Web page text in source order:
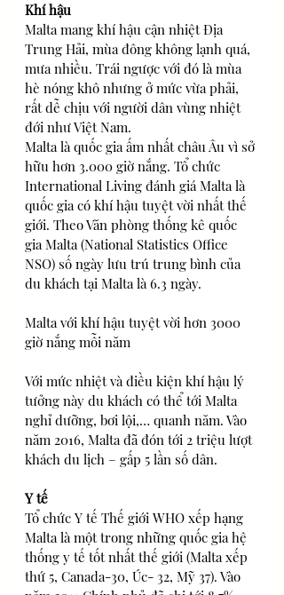
Khí hậu
Malta mang khí hậu cận nhiệt Địa
Trung Hải, mùa đông không lạnh quá,
mưa nhiều. Trái ngược với đó là mùa
hè nóng khô nhưng ở mức vừa phải,
rất dễ chịu với người dân vùng nhiệt
đới như Việt Nam.
Malta là quốc gia ấm nhất châu Âu vì sở
hữu hơn 3.000 giờ nắng. Tổ chức
International Living đánh giá Malta là
quốc gia có khí hậu tuyệt vời nhất thế
giới. Theo Văn phòng thống kê quốc
gia Malta (National Statistics Office
NSO) số ngày lưu trú trung bình của
du khách tại Malta là 6.3 ngày.
Malta với khí hậu tuyệt vời hơn 3000
giờ nắng mỗi năm
Với mức nhiệt và điều kiện khí hậu lý
tưởng này du khách có thể tới Malta
nghỉ dưỡng, bơi lội,… quanh năm. Vào
năm 2016, Malta đã đón tới 2 triệu lượt
khách du lịch – gấp 5 lần số dân.
Y tế
Tổ chức Y tế Thế giới WHO xếp hạng
Malta là một trong những quốc gia hệ
thống y tế tốt nhất thế giới (Malta xếp
thứ 5, Canada-30, Úc- 32, Mỹ 37). Vào